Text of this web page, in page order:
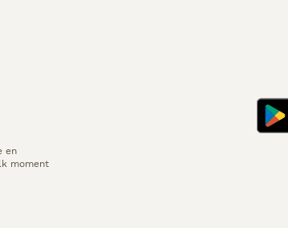
en
moment